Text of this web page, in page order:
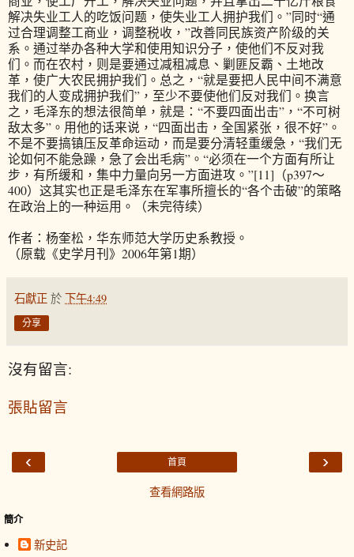
解决失业工人的吃饭问题，使失业工人拥护我们。”同时“通
过合理调整工商业，调整税收，”改善同民族资产阶级的关
系。通过举办各种大学和使用知识分子，使他们不反对我
们。而在农村，则是要通过减租减息、剿匪反霸、土地改
革，使广大农民拥护我们。总之，“就是要把人民中间不满意
我们的人变成拥护我们”，至少不要使他们反对我们。换言
之，毛泽东的想法很简单，就是：“不要四面出击”，“不可树
敌太多”。用他的话来说，“四面出击，全国紧张，很不好”。
不是不要搞镇压反革命运动，而是要分清轻重缓急，“我们无
论如何不能急躁，急了会出毛病”。“必须在一个方面有所让
步，有所缓和，集中力量向另一方面进攻。”[11]（p397～
400）这其实也正是毛泽东在军事所擅长的“各个击破”的策略
在政治上的一种运用。（未完待续）
作者：杨奎松，华东师范大学历史系教授。
（原载《史学月刊》2006年第1期）
石獻正 於 下午4:49
分享
沒有留言:
張貼留言
‹ ›
首頁
查看網路版
簡介
新史記